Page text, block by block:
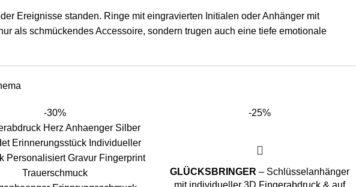
Ereignisse standen. Ringe mit eingravierten Initialen oder Anhänger mit
als schmückendes Accessoire, sondern trugen auch eine tiefe emotionale
-30% -25%
GLÜCKSBRINGER – Schlüsselanhänger
mit individueller 3D Fingerabdruck & auf